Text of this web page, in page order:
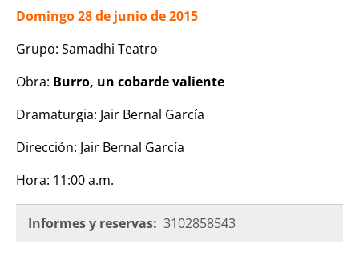
Domingo 28 de junio de 2015
Grupo: Samadhi Teatro
Obra: Burro, un cobarde valiente
Dramaturgia: Jair Bernal García
Dirección: Jair Bernal García
Hora: 11:00 a.m.
Informes y reservas: 3102858543